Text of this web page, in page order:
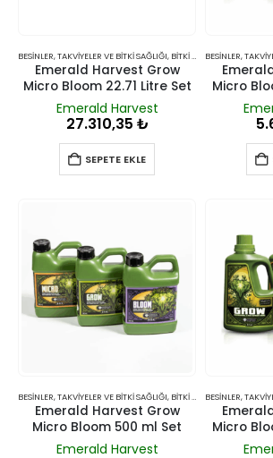
BESINLER, TAKVIYELER VE BITKI SAĞLIĞI, BITKI BESINLERI VE TAKVIYELERI
Emerald Harvest Grow
Micro Bloom 22.71 Litre Set
Emerald Harvest
27.310,35 ₺
SEPETE EKLE
BESINLER,
Micro
BESINLER, TAKVIYELER VE BITKI SAĞLIĞI, BITKI BESINLERI VE TAKVIYELERI
Emerald Harvest Grow
Micro Bloom 500 ml Set
Emerald Harvest
BESINLER,
Micro